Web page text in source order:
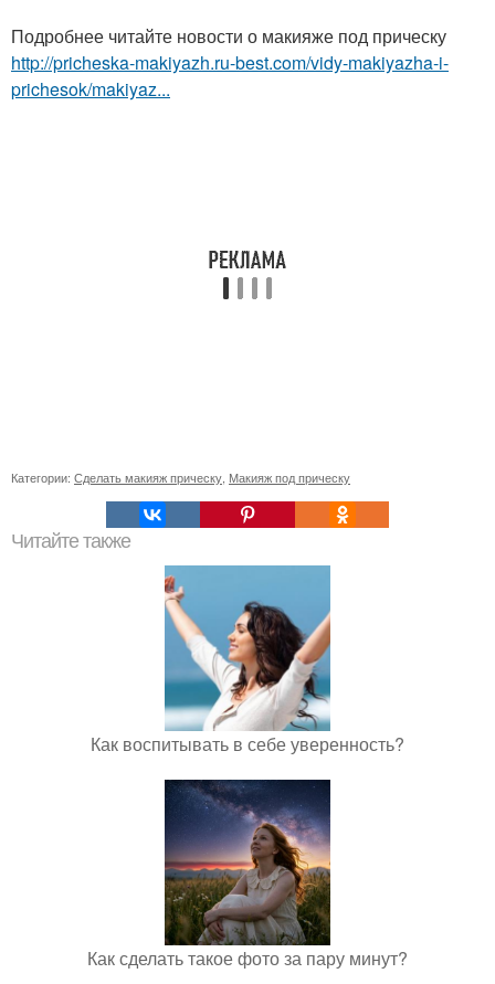
Подробнее читайте новости о макияже под прическу
http://pricheska-makiyazh.ru-best.com/vidy-makiyazha-i-
prichesok/makiyaz...
Категории: Сделать макияж прическу Макияж под прическу
Читайте также
Как воспитывать в себе уверенность?
Как сделать такое фото за пару минут?